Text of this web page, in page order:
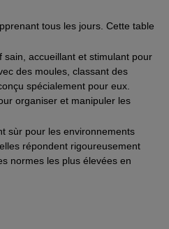
tous les jours. Cette table
accueillant et stimulant pour
des moules, classant des
spécialement pour eux.
organiser et manipuler les
sùr pour les environnements
répondent rigoureusement
normes les plus élevées en